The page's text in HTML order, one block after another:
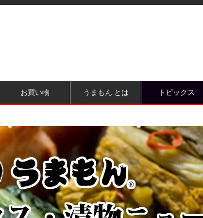
お買い物 うまもん とは トピックス